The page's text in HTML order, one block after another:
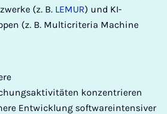
(z. B. LEMUR) und KI-
(z. B. Multicriteria Machine
konzentrieren
Entwicklung softwareintensiver